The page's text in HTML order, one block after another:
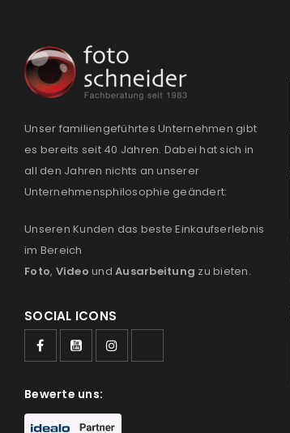
Unser familiengeführtes Unternehmen gibt
es bereits seit 40 Jahren. Dabei hat sich in
all den Jahren nichts an unserer
Unternehmensphilosophie geändert:
Unseren Kunden das beste Einkaufserlebnis
im Bereich
Foto, Video und Ausarbeitung zu bieten.
SOCIAL ICONS
Bewerte uns: